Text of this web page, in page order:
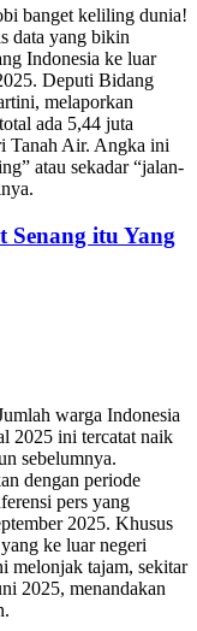
banget keliling dunia!
data yang bikin
Indonesia ke luar
Deputi Bidang
melaporkan
ada 5,44 juta
Tanah Air. Angka ini
atau sekadar “jalan-
itu Yang
warga Indonesia
2025 ini tercatat naik
sebelumnya.
dengan periode
pers yang
2025. Khusus
ke luar negeri
melonjak tajam, sekitar
2025, menandakan